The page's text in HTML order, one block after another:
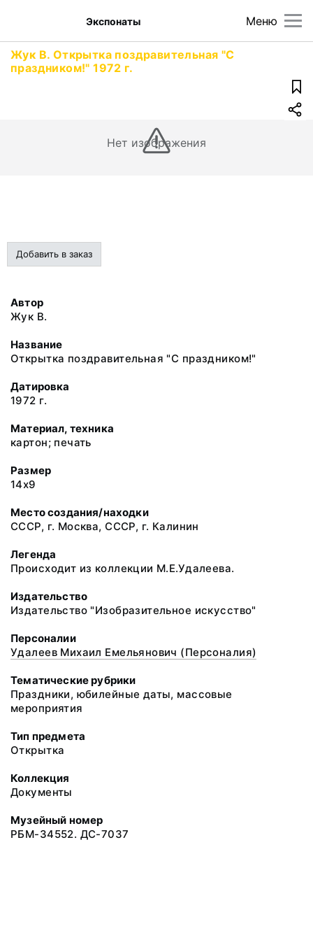
Меню
Экспонаты
Жук В. Открытка поздравительная "С
праздником!" 1972 г.
Нет изображения
Добавить в заказ
Автор
Жук В.
Название
Открытка поздравительная "С праздником!"
Датировка
1972 г.
Материал, техника
картон; печать
Размер
14х9
Место создания/находки
СССР, г. Москва, СССР, г. Калинин
Легенда
Происходит из коллекции М.Е.Удалеева.
Издательство
Издательство "Изобразительное искусство"
Персоналии
Удалеев Михаил Емельянович (Персоналия)
Тематические рубрики
Праздники, юбилейные даты, массовые
мероприятия
Тип предмета
Открытка
Коллекция
Документы
Музейный номер
РБМ-34552. ДС-7037